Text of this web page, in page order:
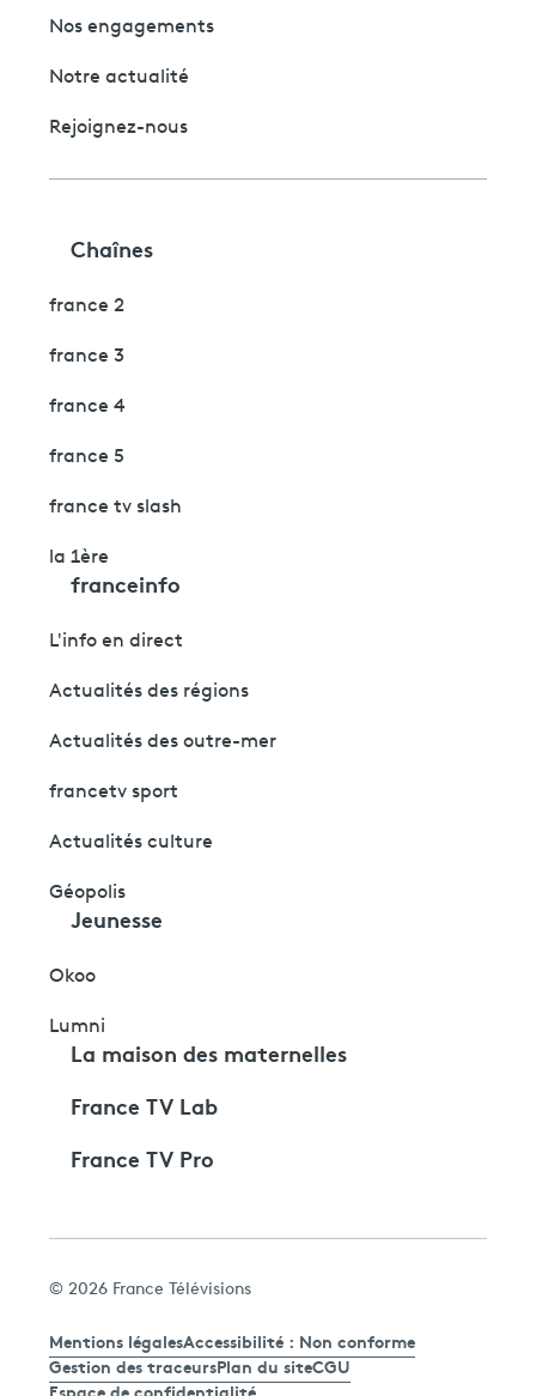
Nos engagements
Notre actualité
Rejoignez-nous
Chaînes
france 2
france 3
france 4
france 5
france tv slash
la 1ère
franceinfo
L'info en direct
Actualités des régions
Actualités des outre-mer
francetv sport
Actualités culture
Géopolis
Jeunesse
Okoo
Lumni
La maison des maternelles
France TV Lab
France TV Pro
© 2026 France Télévisions
Mentions légalesAccessibilité : Non conforme
Gestion des traceursPlan du siteCGU